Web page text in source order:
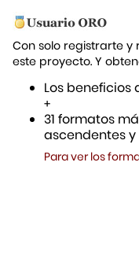
Con solo registrarte y
este proyecto. Y
Los beneficios
+
31 formatos
ascendentes
Para ver los